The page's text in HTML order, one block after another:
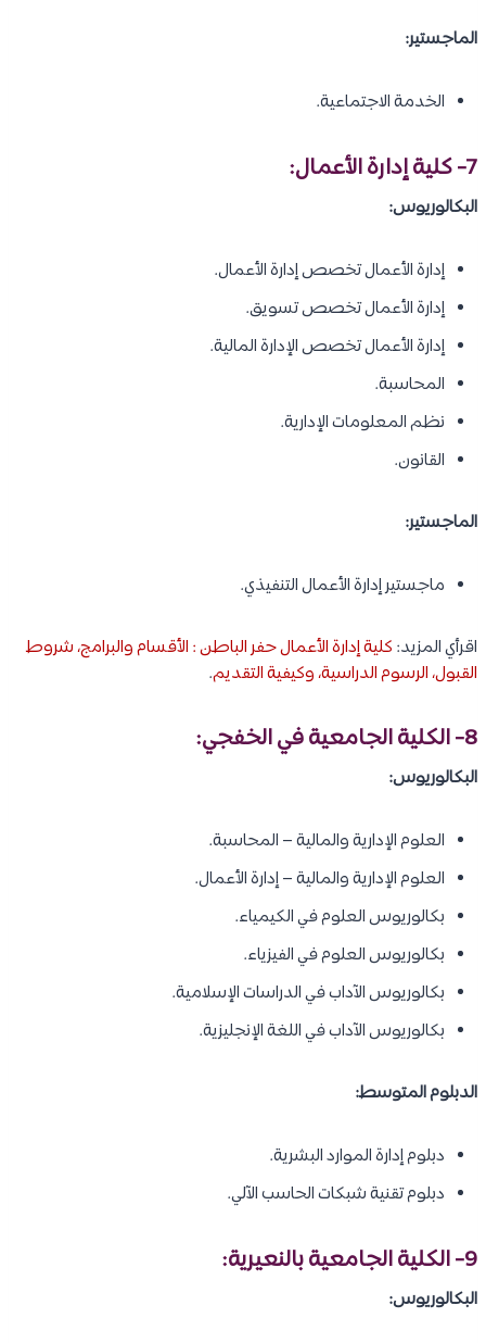
الماجستير:
الخدمة الاجتماعية.
7- كلية إدارة الأعمال:
البكالوريوس:
إدارة الأعمال تخصص إدارة الأعمال.
إدارة الأعمال تخصص تسويق.
إدارة الأعمال تخصص الإدارة المالية.
المحاسبة.
نظم المعلومات الإدارية.
القانون.
الماجستير:
ماجستير إدارة الأعمال التنفيذي.
اقرأي المزيد: كلية إدارة الأعمال حفر الباطن : الأقسام والبرامج، شروط
القبول، الرسوم الدراسية، وكيفية التقديم.
8- الكلية الجامعية في الخفجي:
البكالوريوس:
العلوم الإدارية والمالية – المحاسبة.
العلوم الإدارية والمالية – إدارة الأعمال.
بكالوريوس العلوم في الكيمياء.
بكالوريوس العلوم في الفيزياء.
بكالوريوس الآداب في الدراسات الإسلامية.
بكالوريوس الآداب في اللغة الإنجليزية.
الدبلوم المتوسط:
دبلوم إدارة الموارد البشرية.
دبلوم تقنية شبكات الحاسب الآلي.
9- الكلية الجامعية بالنعيرية:
البكالوريوس: